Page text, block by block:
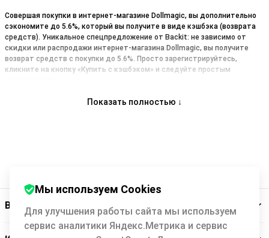
Совершая покупки в интернет-магазине Dollmagic, вы дополнительно
сэкономите до 5.6%, который вы получите в виде кэшбэка (возврата
средств). Уникальное спецпредложение от Backit: не зависимо от
скидки или распродажи интернет-магазина Dollmagic, вы получите
возврат средств с покупки до 5.6%. Просто зарегистрируйтесь,
кликните на кнопку «Купить с кэшбэком» и следуйте простым
Показать полностью ↓
Backit
Мы используем Cookies
Для улучшения работы сайта мы используем
сервис аналитики Яндекс.Метрика и сервис